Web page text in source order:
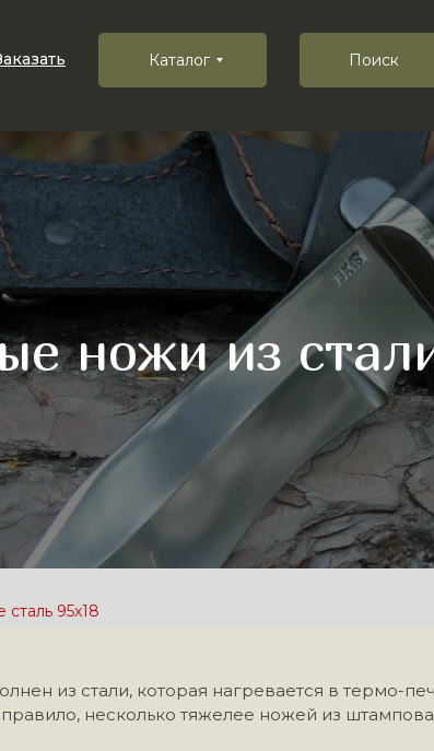
Поиск
Каталог
ножи из
сталь 95х18
из стали, которая нагревается в термо-
несколько тяжелее ножей из